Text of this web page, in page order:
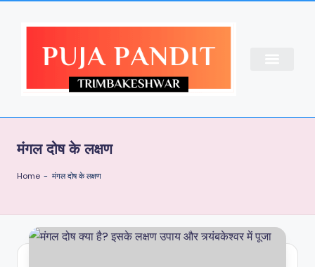
मंगल दोष के लक्षण
Home - मंगल दोष के लक्षण